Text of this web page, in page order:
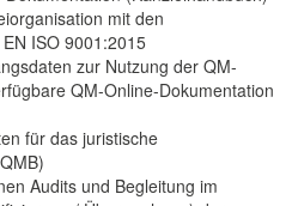
mit den
ISO 9001:2015
zur Nutzung der QM-
QM-Online-Dokumentation
für das juristische
Audits und Begleitung im